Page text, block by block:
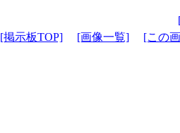
[掲示板TOP]
[画像一覧] [この